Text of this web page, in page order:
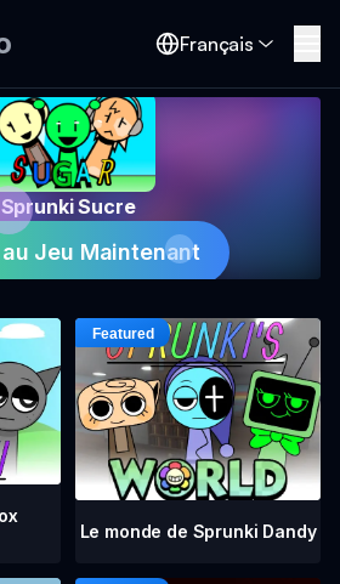
Français
Sprunki Sucre
Jeu Maintenant
Le monde de Sprunki Dandy